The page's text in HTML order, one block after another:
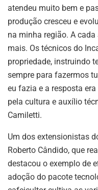
atendeu muito bem e
produção cresceu e
na minha região. A
mais. Os técnicos do
propriedade, instruindo
sempre para fazermos
eu fazia e a resposta
pela cultura e auxílio
Camiletti.
Um dos extensionistas
Roberto Cândido, que
destacou o exemplo de
adoção do pacote